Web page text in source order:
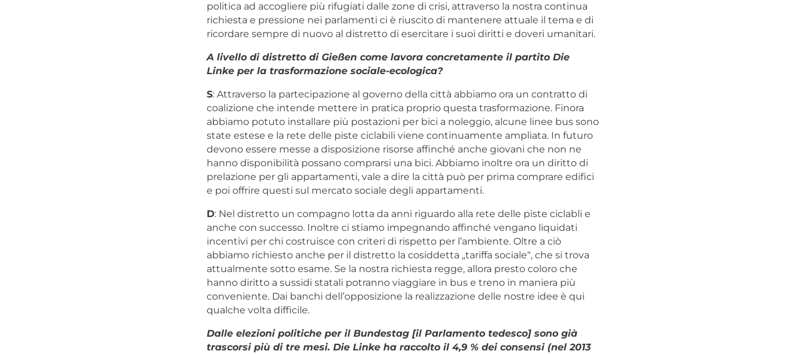
politica ad accogliere più rifugiati dalle zone di crisi, attraverso la nostra continua
richiesta e pressione nei parlamenti ci è riuscito di mantenere attuale il tema e di
ricordare sempre di nuovo al distretto di esercitare i suoi diritti e doveri umanitari.
A livello di distretto di Gießen come lavora concretamente il partito Die
Linke per la trasformazione sociale-ecologica?
S: Attraverso la partecipazione al governo della città abbiamo ora un contratto di
coalizione che intende mettere in pratica proprio questa trasformazione. Finora
abbiamo potuto installare più postazioni per bici a noleggio, alcune linee bus sono
state estese e la rete delle piste ciclabili viene continuamente ampliata. In futuro
devono essere messe a disposizione risorse affinché anche giovani che non ne
hanno disponibilità possano comprarsi una bici. Abbiamo inoltre ora un diritto di
prelazione per gli appartamenti, vale a dire la città può per prima comprare edifici
e poi offrire questi sul mercato sociale degli appartamenti.
D: Nel distretto un compagno lotta da anni riguardo alla rete delle piste ciclabli e
anche con successo. Inoltre ci stiamo impegnando affinché vengano liquidati
incentivi per chi costruisce con criteri di rispetto per l’ambiente. Oltre a ciò
abbiamo richiesto anche per il distretto la cosiddetta „tariffa sociale“, che si trova
attualmente sotto esame. Se la nostra richiesta regge, allora presto coloro che
hanno diritto a sussidi statali potranno viaggiare in bus e treno in maniera più
conveniente. Dai banchi dell’opposizione la realizzazione delle nostre idee è qui
qualche volta difficile.
Dalle elezioni politiche per il Bundestag [il Parlamento tedesco] sono già
trascorsi più di tre mesi. Die Linke ha raccolto il 4,9 % dei consensi (nel 2013